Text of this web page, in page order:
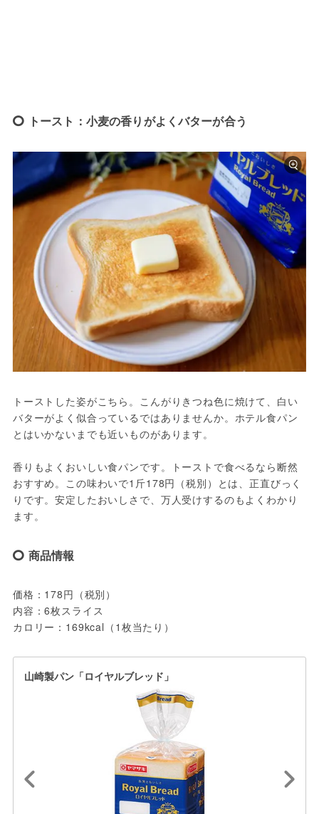
トースト：小麦の香りがよくバターが合う
トーストした姿がこちら。こんがりきつね色に焼けて、白い
バターがよく似合っているではありませんか。ホテル食パン
とはいかないまでも近いものがあります。
香りもよくおいしい食パンです。トーストで食べるなら断然
おすすめ。この味わいで1斤178円（税別）とは、正直びっく
りです。安定したおいしさで、万人受けするのもよくわかり
ます。
商品情報
価格：178円（税別）
内容：6枚スライス
カロリー：169kcal（1枚当たり）
山崎製パン「ロイヤルブレッド」